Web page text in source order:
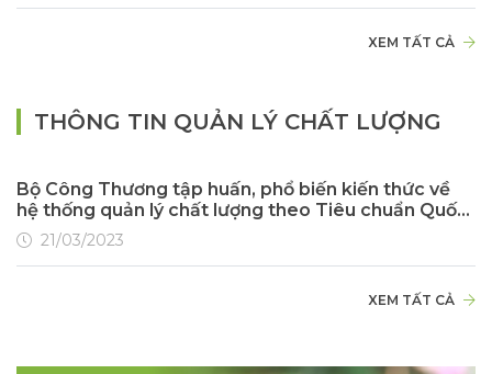
XEM TẤT CẢ
THÔNG TIN QUẢN LÝ CHẤT LƯỢNG
Bộ Công Thương tập huấn, phổ biến kiến thức về
hệ thống quản lý chất lượng theo Tiêu chuẩn Quốc
gia TCVN ISO 9001-2015
21/03/2023
XEM TẤT CẢ